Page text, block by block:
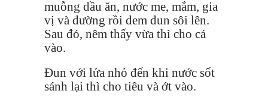
muỗng dầu ăn, nước me, mắm, gia
vị và đường rồi đem đun sôi lên.
Sau đó, nêm thấy vừa thì cho cá
vào.
Đun với lửa nhỏ đến khi nước sốt
sánh lại thì cho tiêu và ớt vào.